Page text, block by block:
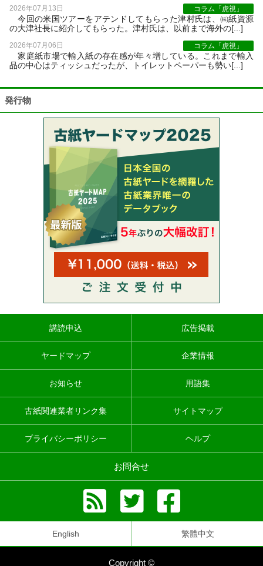
2026年07月13日 コラム「虎視」
今回の米国ツアーをアテンドしてもらった津村氏は、㈱紙資源
の大津社長に紹介してもらった。津村氏は、以前まで海外の[...]
2026年07月06日 コラム「虎視」
家庭紙市場で輸入紙の存在感が年々増している。これまで輸入
品の中心はティッシュだったが、トイレットペーパーも勢い[...]
発行物
講読申込 広告掲載
ヤードマップ 企業情報
お知らせ 用語集
古紙関連業者リンク集 サイトマップ
プライバシーポリシー ヘルプ
お問合せ
English 繁體中文
Copyright ©